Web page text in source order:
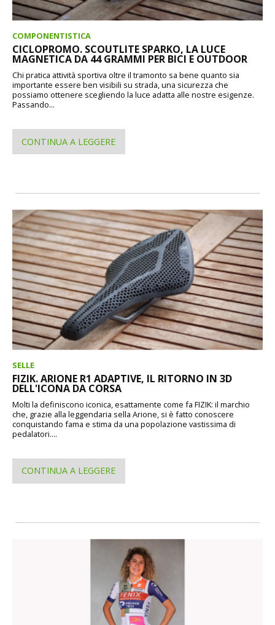
COMPONENTISTICA
CICLOPROMO. SCOUTLITE SPARKO, LA LUCE
MAGNETICA DA 44 GRAMMI PER BICI E OUTDOOR
Chi pratica attività sportiva oltre il tramonto sa bene quanto sia
importante essere ben visibili su strada, una sicurezza che
possiamo ottenere scegliendo la luce adatta alle nostre esigenze.
Passando...
CONTINUA A LEGGERE
SELLE
FIZIK. ARIONE R1 ADAPTIVE, IL RITORNO IN 3D
DELL'ICONA DA CORSA
Molti la definiscono iconica, esattamente come fa FIZIK: il marchio
che, grazie alla leggendaria sella Arione, si è fatto conoscere
conquistando fama e stima da una popolazione vastissima di
pedalatori....
CONTINUA A LEGGERE